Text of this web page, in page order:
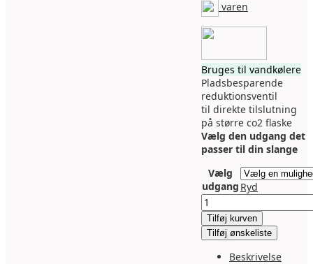
varen
Bruges til vandkølere
Pladsbesparende
reduktionsventil
til direkte tilslutning
på større co2 flaske
Vælg den udgang det
passer til din slange
Vælg
udgang Ryd
Co2
regulator
DreamsDesign
W21,8
antal
Tilføj kurven
Tilføj ønskeliste
Beskrivelse